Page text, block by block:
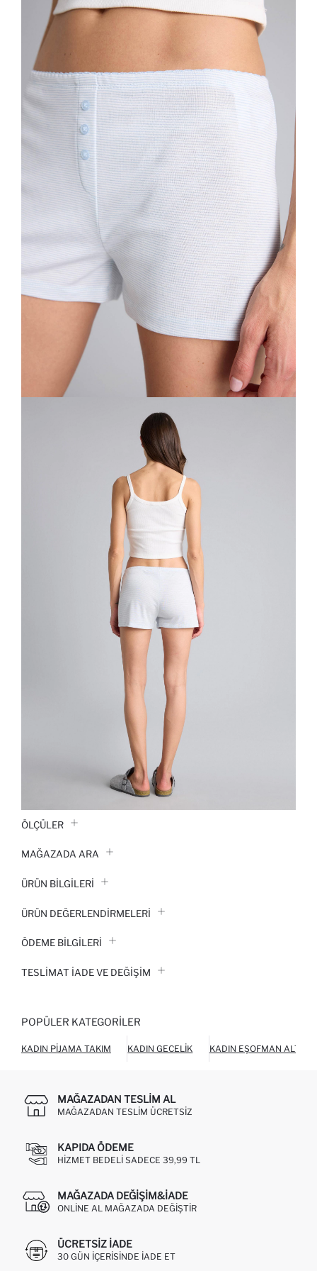
ÖLÇÜLER
MAĞAZADA ARA
ÜRÜN BILGILERI
ÜRÜN DEĞERLENDİRMELERİ
ÖDEME BİLGİLERİ
TESLIMAT İADE VE DEĞIŞIM
POPÜLER KATEGORILER
KADIN PIJAMA TAKIM KADIN GECELIK KADIN EŞOFMAN ALTI
MAĞAZADAN TESLIM AL
MAĞAZADAN TESLIM ÜCRETSIZ
KAPIDA ÖDEME
HIZMET BEDELI SADECE 39,99 TL
MAĞAZADA DEĞIŞIM&İADE
ONLINE AL MAĞAZADA DEĞIŞTIR
ÜCRETSIZ IADE
30 GÜN IÇERISINDE IADE ET